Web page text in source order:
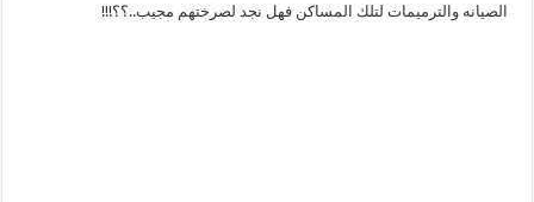
الصيانه والترميمات لتلك المساكن فهل نجد لصرختهم مجيب..؟؟!!!